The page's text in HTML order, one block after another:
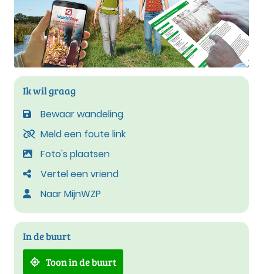
Ik wil graag
Bewaar wandeling
Meld een foute link
Foto's plaatsen
Vertel een vriend
Naar MijnWZP
In de buurt
Toon in de buurt